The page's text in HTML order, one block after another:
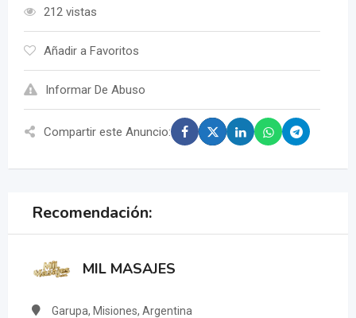
212 vistas
Añadir a Favoritos
Informar De Abuso
Compartir este Anuncio:
Recomendación:
MIL MASAJES
Garupa, Misiones, Argentina